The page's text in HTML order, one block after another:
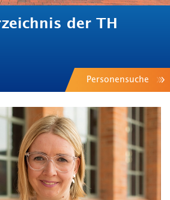
der TH
Personensuche